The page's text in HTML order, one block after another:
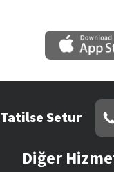
Tatilse Setur
Diğer